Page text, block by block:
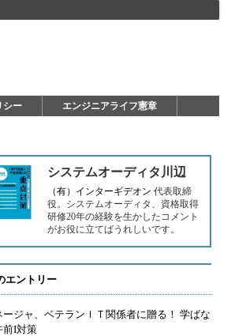
シー エンジニアライフ憲章
システムオーディタ川辺
（有）インターギデオン 代表取締
役。システムオーディタ、資格取得
研修20年の経験を生かしたコメント
がお役に立てばうれしいです。
エントリー
ージャ、ベテランＩＴ関係者に贈る！ 学ばな
前I対策